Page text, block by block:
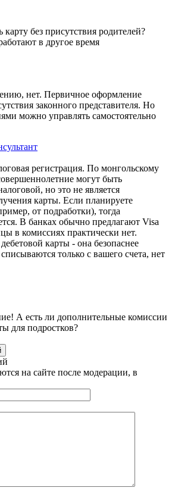
без присутствия родителей?
в другое время
нет. Первичное оформление
законного представителя. Но
можно управлять самостоятельно
регистрация. По монгольскому
могут быть
но это не является
карты. Если планируете
от подработки), тогда
В банках обычно предлагают Visa
в комиссиях практически нет.
карты - она безопаснее
только с вашего счета, нет
А есть ли дополнительные комиссии
для подростков?
на сайте после модерации, в